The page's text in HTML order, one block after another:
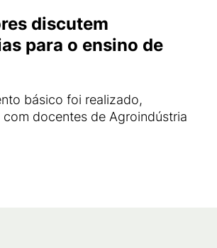
discutem
para o ensino de
básico foi realizado,
com docentes de Agroindústria